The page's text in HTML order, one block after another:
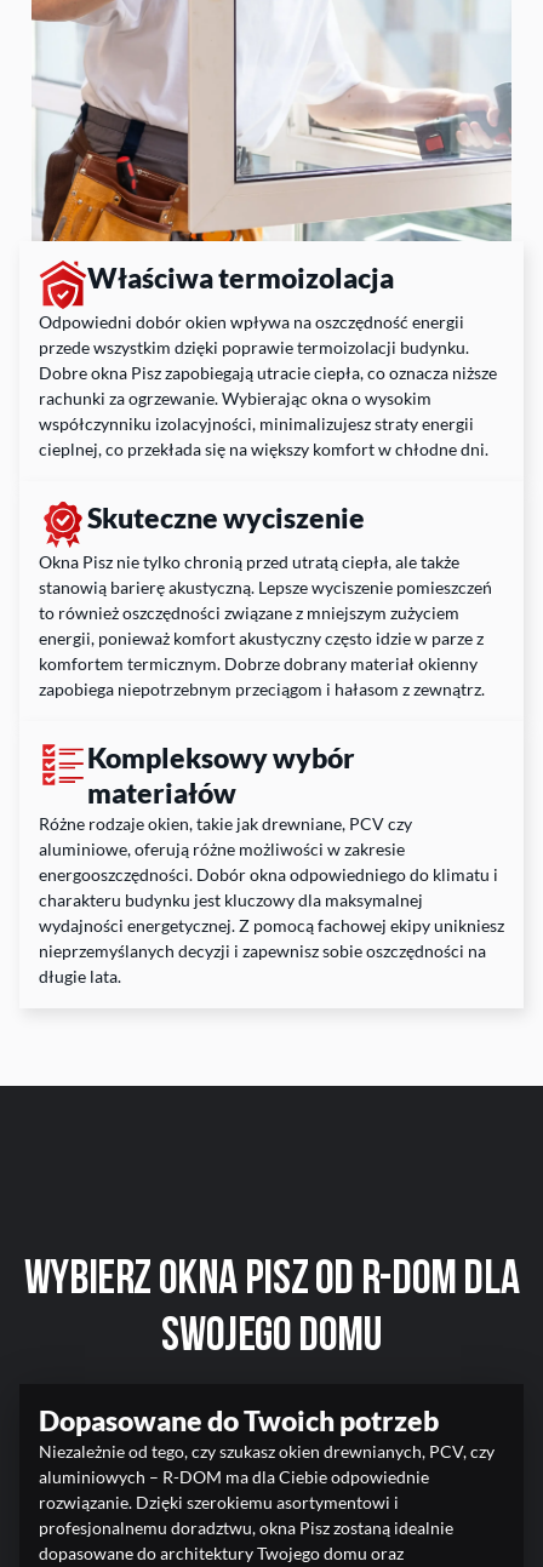
Właściwa termoizolacja
Odpowiedni dobór okien wpływa na oszczędność energii
przede wszystkim dzięki poprawie termoizolacji budynku.
Dobre okna Pisz zapobiegają utracie ciepła, co oznacza niższe
rachunki za ogrzewanie. Wybierając okna o wysokim
współczynniku izolacyjności, minimalizujesz straty energii
cieplnej, co przekłada się na większy komfort w chłodne dni.
Skuteczne wyciszenie
Okna Pisz nie tylko chronią przed utratą ciepła, ale także
stanowią barierę akustyczną. Lepsze wyciszenie pomieszczeń
to również oszczędności związane z mniejszym zużyciem
energii, ponieważ komfort akustyczny często idzie w parze z
komfortem termicznym. Dobrze dobrany materiał okienny
zapobiega niepotrzebnym przeciągom i hałasom z zewnątrz.
Kompleksowy wybór
materiałów
Różne rodzaje okien, takie jak drewniane, PCV czy
aluminiowe, oferują różne możliwości w zakresie
energooszczędności. Dobór okna odpowiedniego do klimatu i
charakteru budynku jest kluczowy dla maksymalnej
wydajności energetycznej. Z pomocą fachowej ekipy unikniesz
nieprzemyślanych decyzji i zapewnisz sobie oszczędności na
długie lata.
Wybierz okna Piszod R-DOMdla
swojego domu
Dopasowane do Twoich potrzeb
Niezależnie od tego, czy szukasz okien drewnianych, PCV, czy
aluminiowych – R-DOM ma dla Ciebie odpowiednie
rozwiązanie. Dzięki szerokiemu asortymentowi i
profesjonalnemu doradztwu, okna Pisz zostaną idealnie
dopasowane do architektury Twojego domu oraz